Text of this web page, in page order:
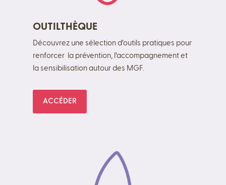
OUTILTHÈQUE
Découvrez une sélection d’outils pratiques pour
renforcer la prévention, l’accompagnement et
la sensibilisation autour des MGF.
ACCÉDER